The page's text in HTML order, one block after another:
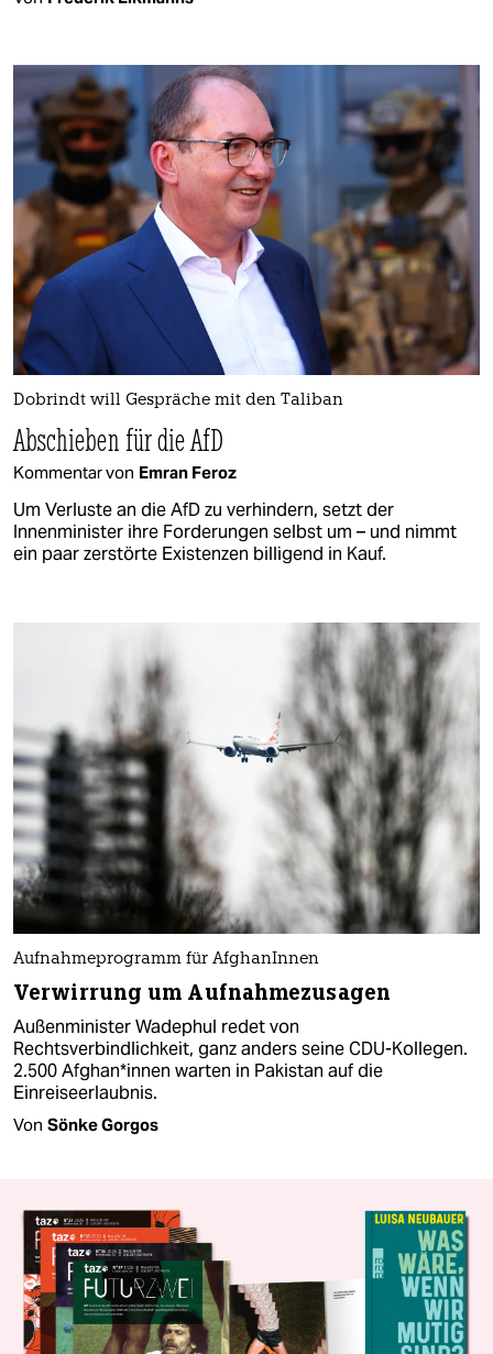
Dobrindt will Gespräche mit den Taliban
Abschieben für die AfD
Kommentar von Emran Feroz
Um Verluste an die AfD zu verhindern, setzt der
Innenminister ihre Forderungen selbst um – und nimmt
ein paar zerstörte Existenzen billigend in Kauf.
Aufnahmeprogramm für AfghanInnen
Verwirrung um Aufnahmezusagen
Außenminister Wadephul redet von
Rechtsverbindlichkeit, ganz anders seine CDU-Kollegen.
2.500 Af­gha­n*in­nen warten in Pakistan auf die
Einreiseerlaubnis.
Von Sönke Gorgos